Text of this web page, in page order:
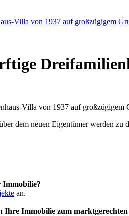
Villa von 1937 auf großzügigem
dem neuen Eigentümer werden
Immobilie?
an.
Ihre Immobilie zum